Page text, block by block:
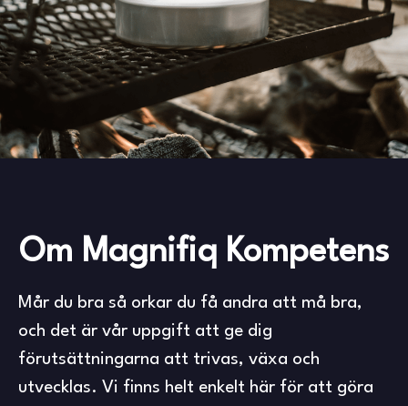
Om Magnifiq Kompetens
Mår du bra så orkar du få andra att må bra,
och det är vår uppgift att ge dig
förutsättningarna att trivas, växa och
utvecklas. Vi finns helt enkelt här för att göra